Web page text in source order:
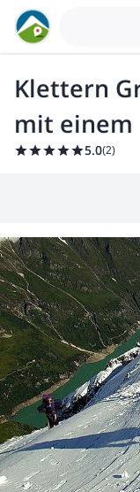
Klettern
mit einem
5.0(2)